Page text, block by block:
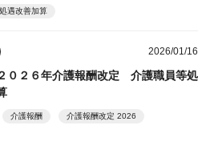
遇改善加算
2026/01/16
０２６年介護報酬改定 介護職員等処
介護報酬 介護報酬改定 2026